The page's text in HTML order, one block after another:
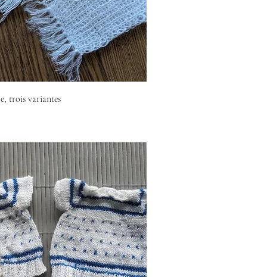
trois variantes